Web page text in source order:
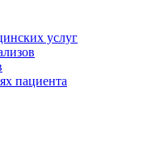
услуг
пациента